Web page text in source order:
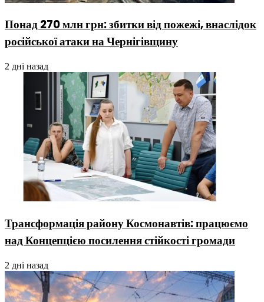
Понад 270 млн грн: збитки від пожежі, внаслідок
російської атаки на Чернігівщину
2 дні назад
Трансформація району Космонавтів: працюємо
над Концепцією посилення стійкості громади
2 дні назад